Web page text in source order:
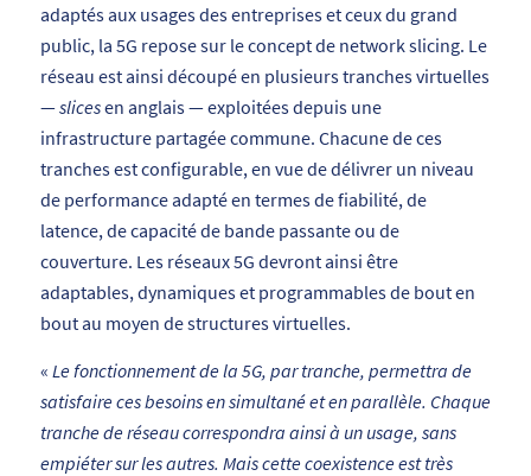
adaptés aux usages des entreprises et ceux du grand
public, la 5G repose sur le concept de network slicing. Le
réseau est ainsi découpé en plusieurs tranches virtuelles
—slicesen anglais — exploitées depuis une
infrastructure partagée commune. Chacune de ces
tranches est configurable, en vue de délivrer un niveau
de performance adapté en termes de fiabilité, de
latence, de capacité de bande passante ou de
couverture. Les réseaux 5G devront ainsi être
adaptables, dynamiques et programmables de bout en
bout au moyen de structures virtuelles.
« Le fonctionnement de la 5G, par tranche, permettra de
satisfaire ces besoins en simultané et en parallèle. Chaque
tranche de réseau correspondra ainsi à un usage, sans
empiéter sur les autres. Mais cette coexistence est très